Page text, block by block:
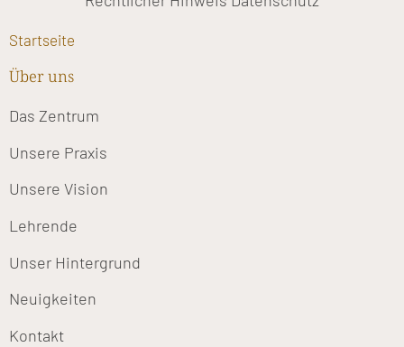
Startseite
Über uns
Das Zentrum
Unsere Praxis
Unsere Vision
Lehrende
Unser Hintergrund
Neuigkeiten
Kontakt